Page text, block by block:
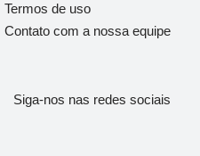
Termos de uso
Contato com a nossa equipe
Siga-nos nas redes sociais